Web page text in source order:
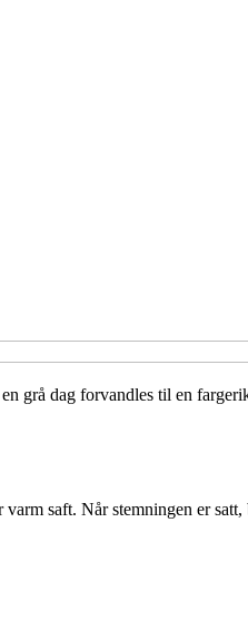
grå dag forvandles til en
saft. Når stemningen er